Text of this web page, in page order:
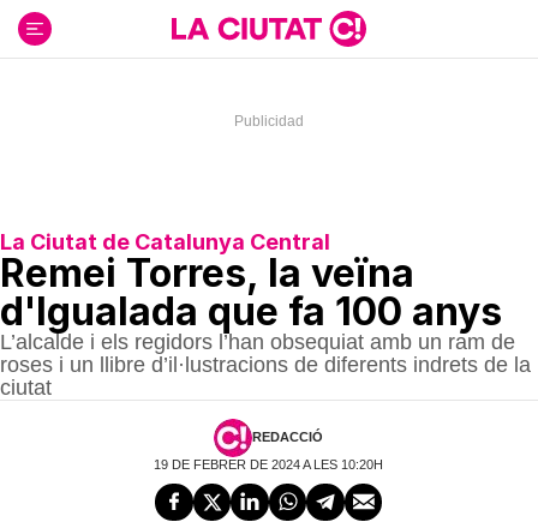
contenido
La Ciutat de Catalunya Central
Remei Torres, la veïna
d'Igualada que fa 100 anys
L’alcalde i els regidors l’han obsequiat amb un ram de
roses i un llibre d’il·lustracions de diferents indrets de la
ciutat
REDACCIÓ
19 DE FEBRER DE 2024 A LES 10:20H